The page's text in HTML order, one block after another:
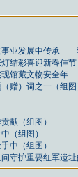
业发展中传承
结彩喜迎新春佳节
馆藏文物安全年
赠）词之一（组图
献（组图）
（组图）
中（组图）
守护重要红军遗